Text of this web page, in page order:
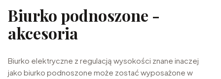
Biurko podnoszone -
akcesoria
Biurko elektryczne z regulacją wysokości znane inaczej
jako biurko podnoszone może zostać wyposażone w